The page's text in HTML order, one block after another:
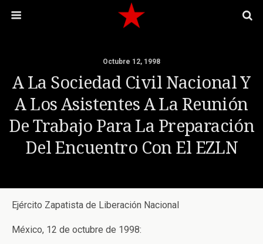
Octubre 12, 1998
A La Sociedad Civil Nacional Y
A Los Asistentes A La Reunión
De Trabajo Para La Preparación
Del Encuentro Con El EZLN
Ejército Zapatista de Liberación Nacional
México, 12 de octubre de 1998: